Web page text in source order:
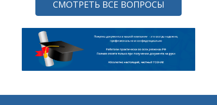
СМОТРЕТЬ ВСЕ ВОПРОСЫ